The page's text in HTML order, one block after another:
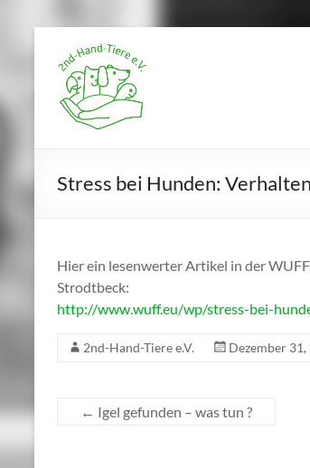
Inhalt
springen
2nd-
Hand-
Tiere
e.V.
Stress bei Hunden:
Hier ein lesenwerter Artikel in der
Strodtbeck:
http://www.wuff.eu/wp/stress-bei-
2nd-Hand-Tiere e.V. Dezember
← Igel gefunden – was tun ?